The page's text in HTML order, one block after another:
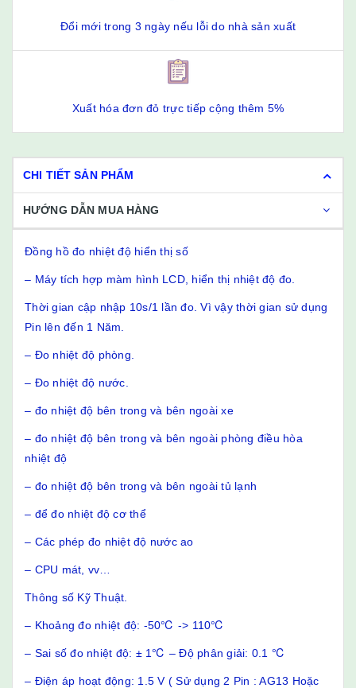
Đổi mới trong 3 ngày nếu lỗi do nhà sản xuất
Xuất hóa đơn đỏ trực tiếp cộng thêm 5%
CHI TIẾT SẢN PHẨM
HƯỚNG DẪN MUA HÀNG
Đồng hồ đo nhiệt độ hiển thị số
– Máy tích hợp màm hình LCD, hiển thị nhiệt độ đo.
Thời gian cập nhập 10s/1 lần đo. Vì vậy thời gian sử dụng
Pin lên đến 1 Năm.
– Đo nhiệt độ phòng.
– Đo nhiệt độ nước.
– đo nhiệt độ bên trong và bên ngoài xe
– đo nhiệt độ bên trong và bên ngoài phòng điều hòa
nhiệt độ
– đo nhiệt độ bên trong và bên ngoài tủ lạnh
– để đo nhiệt độ cơ thể
– Các phép đo nhiệt độ nước ao
– CPU mát, vv…
Thông số Kỹ Thuật.
– Khoảng đo nhiệt độ: -50℃ -> 110℃
– Sai số đo nhiệt độ: ± 1℃ – Độ phân giải: 0.1 ℃
– Điện áp hoạt động: 1.5 V ( Sử dụng 2 Pin : AG13 Hoặc